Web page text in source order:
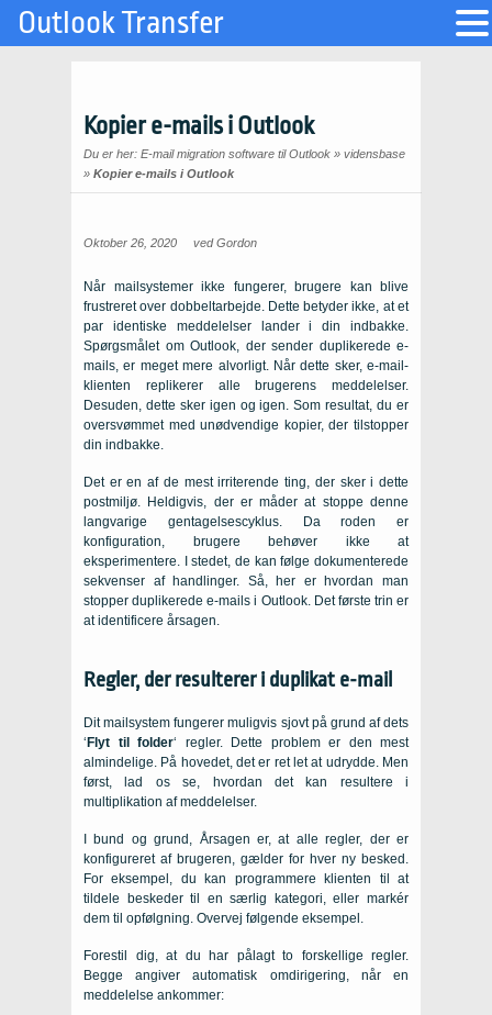
Kopier e-mails i Outlook
Du er her: E-mail migration software til Outlook » vidensbase
» Kopier e-mails i Outlook
Oktober 26, 2020 vedGordon
Når mailsystemer ikke fungerer, brugere kan blive
frustreret over dobbeltarbejde. Dette betyder ikke, at et
par identiske meddelelser lander i din indbakke.
Spørgsmålet om Outlook, der sender duplikerede e-
mails, er meget mere alvorligt. Når dette sker, e-mail-
klienten replikerer alle brugerens meddelelser.
Desuden, dette sker igen og igen. Som resultat, du er
oversvømmet med unødvendige kopier, der tilstopper
din indbakke.
Det er en af ​​de mest irriterende ting, der sker i dette
postmiljø. Heldigvis, der er måder at stoppe denne
langvarige gentagelsescyklus. Da roden er
konfiguration, brugere behøver ikke at
eksperimentere. I stedet, de kan følge dokumenterede
sekvenser af handlinger. Så, her er hvordan man
stopper duplikerede e-mails i Outlook. Det første trin er
at identificere årsagen.
Regler, der resulterer i duplikat e-mail
Dit mailsystem fungerer muligvis sjovt på grund af dets
‘ Flyt til folder‘ regler. Dette problem er den mest
almindelige. På hovedet, det er ret let at udrydde. Men
først, lad os se, hvordan det kan resultere i
multiplikation af meddelelser.
I bund og grund, Årsagen er, at alle regler, der er
konfigureret af brugeren, gælder for hver ny besked.
For eksempel, du kan programmere klienten til at
tildele beskeder til en særlig kategori, eller markér
dem til opfølgning. Overvej følgende eksempel.
Forestil dig, at du har pålagt to forskellige regler.
Begge angiver automatisk omdirigering, når en
meddelelse ankommer:
Outlook Transfer